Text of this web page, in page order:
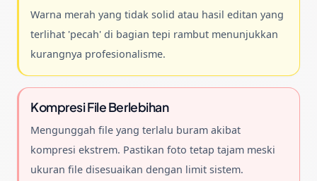
Warna merah yang tidak solid atau hasil editan yang
terlihat 'pecah' di bagian tepi rambut menunjukkan
kurangnya profesionalisme.
Kompresi File Berlebihan
Mengunggah file yang terlalu buram akibat
kompresi ekstrem. Pastikan foto tetap tajam meski
ukuran file disesuaikan dengan limit sistem.